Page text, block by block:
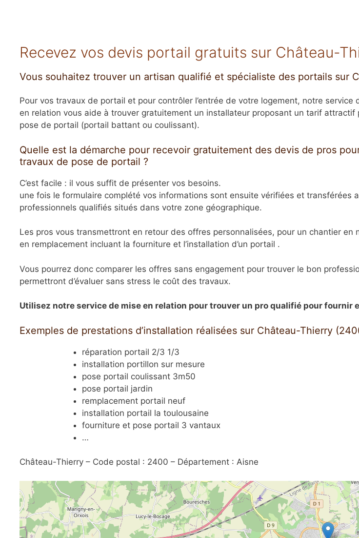
Recevez vos devis portail gratuits sur Château-
Vous souhaitez trouver un artisan qualifié et spécialiste des portails sur
Pour vos travaux de portail et pour contrôler l’entrée de votre logement, notre service
en relation vous aide à trouver gratuitement un installateur proposant un tarif attractif
pose de portail (portail battant ou coulissant).
Quelle est la démarche pour recevoir gratuitement des devis de pros
travaux de pose de portail ?
C’est facile : il vous suffit de présenter vos besoins.
une fois le formulaire complété vos informations sont ensuite vérifiées et transférées
professionnels qualifiés situés dans votre zone géographique.
Les pros vous transmettront en retour des offres personnalisées, pour un chantier en
en remplacement incluant la fourniture et l’installation d’un portail .
Vous pourrez donc comparer les offres sans engagement pour trouver le bon
permettront d’évaluer sans stress le coût des travaux.
Utilisez notre service de mise en relation pour trouver un pro qualifié pour fournir
Exemples de prestations d’installation réalisées sur Château-Thierry
réparation portail 2/3 1/3
installation portillon sur mesure
pose portail coulissant 3m50
pose portail jardin
remplacement portail neuf
installation portail la toulousaine
fourniture et pose portail 3 vantaux
…
Château-Thierry – Code postal : 2400 – Département : Aisne